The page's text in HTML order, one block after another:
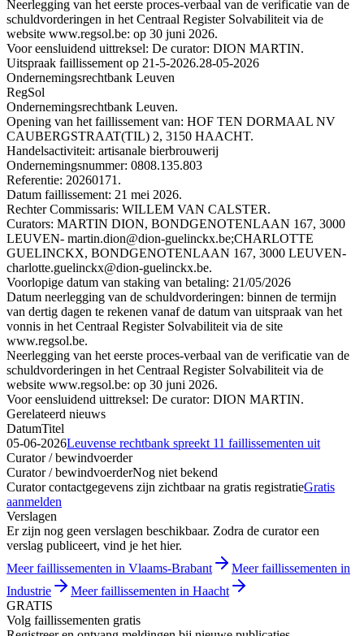
Neerlegging van het eerste proces-verbaal van de verificatie van de
schuldvorderingen in het Centraal Register Solvabiliteit via de
website www.regsol.be: op 30 juni 2026.
Voor eensluidend uittreksel: De curator: DION MARTIN.
Uitspraak faillissement op 21-5-2026.28-05-2026
Ondernemingsrechtbank Leuven
RegSol
Ondernemingsrechtbank Leuven.
Opening van het faillissement van: HOF TEN DORMAAL NV
CAUBERGSTRAAT(TIL) 2, 3150 HAACHT.
Handelsactiviteit: artisanale bierbrouwerij
Ondernemingsnummer: 0808.135.803
Referentie: 20260171.
Datum faillissement: 21 mei 2026.
Rechter Commissaris: WILLEM VAN CALSTER.
Curators: MARTIN DION, BONDGENOTENLAAN 167, 3000
LEUVEN- martin.dion@dion-guelinckx.be;CHARLOTTE
GUELINCKX, BONDGENOTENLAAN 167, 3000 LEUVEN-
charlotte.guelinckx@dion-guelinckx.be.
Voorlopige datum van staking van betaling: 21/05/2026
Datum neerlegging van de schuldvorderingen: binnen de termijn
van dertig dagen te rekenen vanaf de datum van uitspraak van het
vonnis in het Centraal Register Solvabiliteit via de site
www.regsol.be.
Neerlegging van het eerste proces-verbaal van de verificatie van de
schuldvorderingen in het Centraal Register Solvabiliteit via de
website www.regsol.be: op 30 juni 2026.
Voor eensluidend uittreksel: De curator: DION MARTIN.
Gerelateerd nieuws
DatumTitel
05-06-2026Leuvense rechtbank spreekt 11 faillissementen uit
Curator / bewindvoerder
Curator / bewindvoerderNog niet bekend
Curator contactgegevens zijn zichtbaar na gratis registratieGratis
aanmelden
Verslagen
Er zijn nog geen verslagen beschikbaar. Zodra de curator een
verslag publiceert, vind je het hier.
Meer faillissementen in Vlaams-Brabant
Meer faillissementen in
Industrie
Meer faillissementen in Haacht
GRATIS
Volg faillissementen gratis